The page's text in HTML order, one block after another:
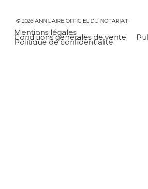
© 2026 ANNUAIRE OFFICIEL DU NOTARIAT
Mentions légales
Conditions générales de vente
Politique de confidentialité